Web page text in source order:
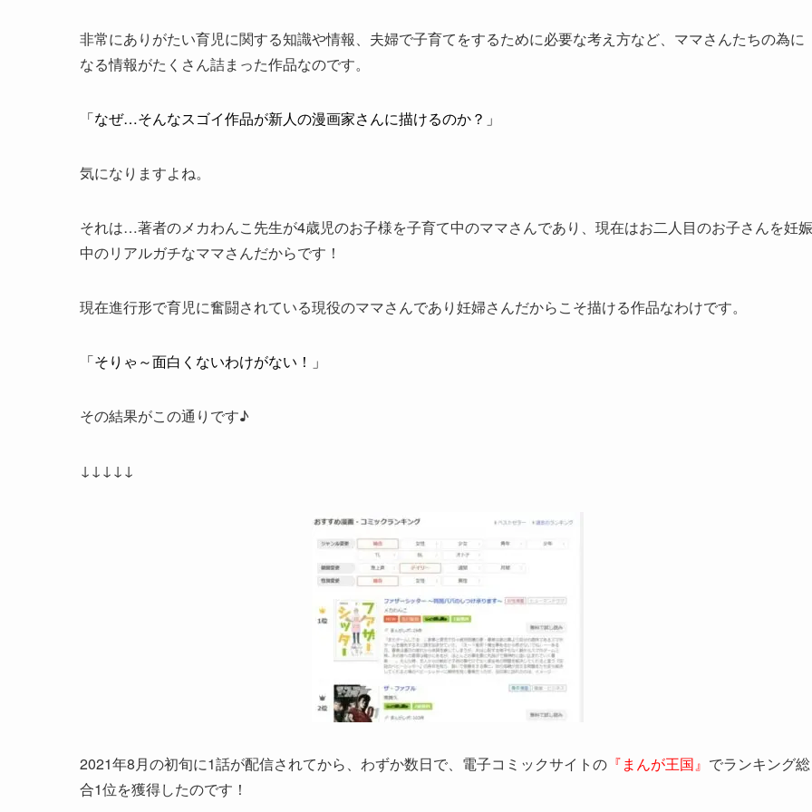
非常にありがたい育児に関する知識や情報、夫婦で子育てをするために必要な考え方など、ママさんたちの為に
なる情報がたくさん詰まった作品なのです。
「なぜ…そんなスゴイ作品が新人の漫画家さんに描けるのか？」
気になりますよね。
それは…著者のメカわんこ先生が4歳児のお子様を子育て中のママさんであり、現在はお二人目のお子さんを妊娠
中のリアルガチなママさんだからです！
現在進行形で育児に奮闘されている現役のママさんであり妊婦さんだからこそ描ける作品なわけです。
「そりゃ～面白くないわけがない！」
その結果がこの通りです♪
↓↓↓↓↓
2021年8月の初旬に1話が配信されてから、わずか数日で、電子コミックサイトの 『まんが王国』 でランキング総
合1位を獲得したのです！